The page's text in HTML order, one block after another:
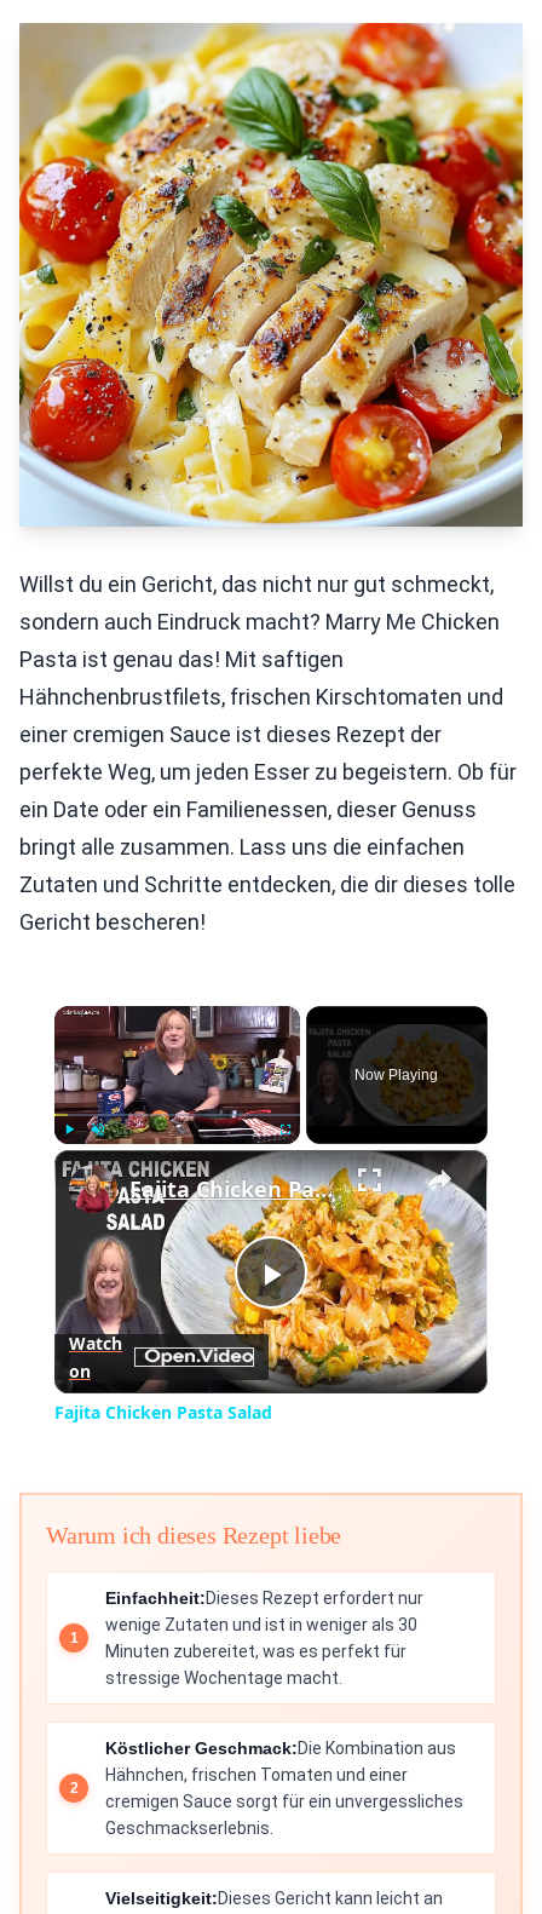
Willst du ein Gericht, das nicht nur gut schmeckt,
sondern auch Eindruck macht? Marry Me Chicken
Pasta ist genau das! Mit saftigen
Hähnchenbrustfilets, frischen Kirschtomaten und
einer cremigen Sauce ist dieses Rezept der
perfekte Weg, um jeden Esser zu begeistern. Ob für
ein Date oder ein Familienessen, dieser Genuss
bringt alle zusammen. Lass uns die einfachen
Zutaten und Schritte entdecken, die dir dieses tolle
Gericht bescheren!
×
Fullscreen
Now Playing
×
Play
Video
Fajita Chicken Pasta Salad
Watch
on
Fajita Chicken Pasta Salad
Warum ich dieses Rezept liebe
Einfachheit:Dieses Rezept erfordert nur
wenige Zutaten und ist in weniger als 30
Minuten zubereitet, was es perfekt für
stressige Wochentage macht.
Köstlicher Geschmack:Die Kombination aus
Hähnchen, frischen Tomaten und einer
cremigen Sauce sorgt für ein unvergessliches
Geschmackserlebnis.
Vielseitigkeit:Dieses Gericht kann leicht an